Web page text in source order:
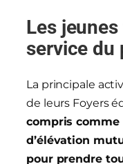
Les
service du
La principale
de leurs Foyers
compris comme
d’élévation
pour prendre